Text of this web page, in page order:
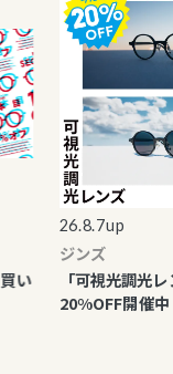
26.8.7up
ジンズ
「可視光調光レンズ
20%OFF開催中！